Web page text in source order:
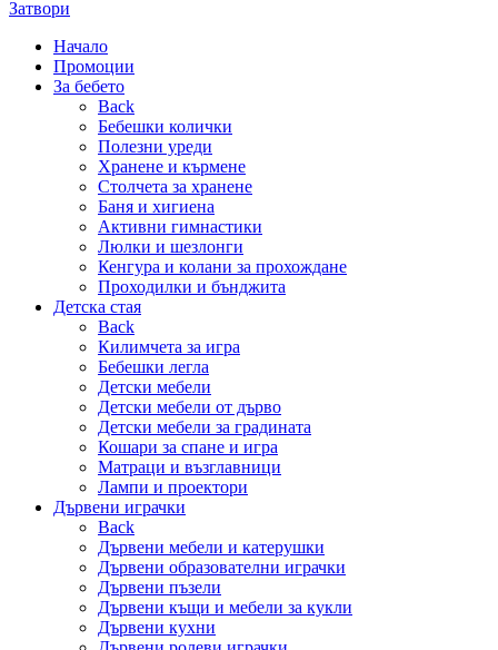
Затвори
Начало
Промоции
За бебето
Back
Бебешки колички
Полезни уреди
Хранене и кърмене
Столчета за хранене
Баня и хигиена
Активни гимнастики
Люлки и шезлонги
Кенгура и колани за прохождане
Проходилки и бънджита
Детска стая
Back
Килимчета за игра
Бебешки легла
Детски мебели
Детски мебели от дърво
Детски мебели за градината
Кошари за спане и игра
Матраци и възглавници
Лампи и проектори
Дървени играчки
Back
Дървени мебели и катерушки
Дървени образователни играчки
Дървени пъзели
Дървени къщи и мебели за кукли
Дървени кухни